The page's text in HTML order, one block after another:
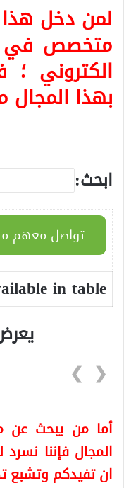
لمن دخل
متخصص في
الكتروني
بهذا
ابحث:
تواصل معهم
in table
يعرض 0 إلى 0 من
❮
❯
أما من يبحث عن
المجال فإننا
ان تفيدكم وتشبع